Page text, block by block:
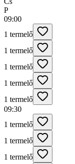
P
09:00
1 termelő
1 termelő
1 termelő
1 termelő
1 termelő
09:30
1 termelő
1 termelő
1 termelő